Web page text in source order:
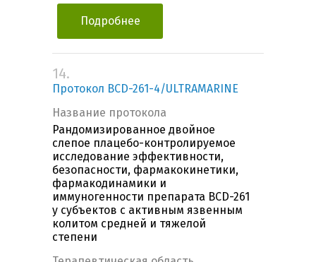
Подробнее
14.
Протокол BCD-261-4/ULTRAMARINE
Название протокола
Рандомизированное двойное
слепое плацебо-контролируемое
исследование эффективности,
безопасности, фармакокинетики,
фармакодинамики и
иммуногенности препарата BCD-261
у субъектов с активным язвенным
колитом средней и тяжелой
степени